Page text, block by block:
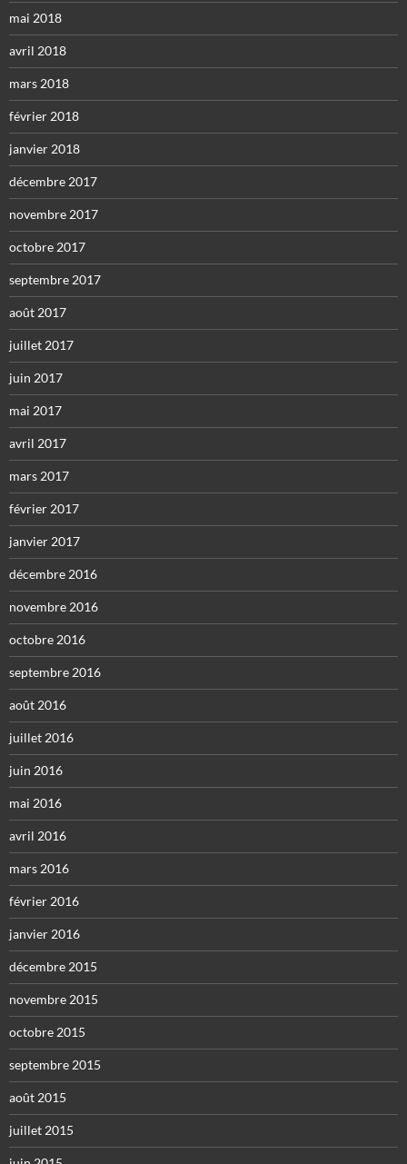
mai 2018
avril 2018
mars 2018
février 2018
janvier 2018
décembre 2017
novembre 2017
octobre 2017
septembre 2017
août 2017
juillet 2017
juin 2017
mai 2017
avril 2017
mars 2017
février 2017
janvier 2017
décembre 2016
novembre 2016
octobre 2016
septembre 2016
août 2016
juillet 2016
juin 2016
mai 2016
avril 2016
mars 2016
février 2016
janvier 2016
décembre 2015
novembre 2015
octobre 2015
septembre 2015
août 2015
juillet 2015